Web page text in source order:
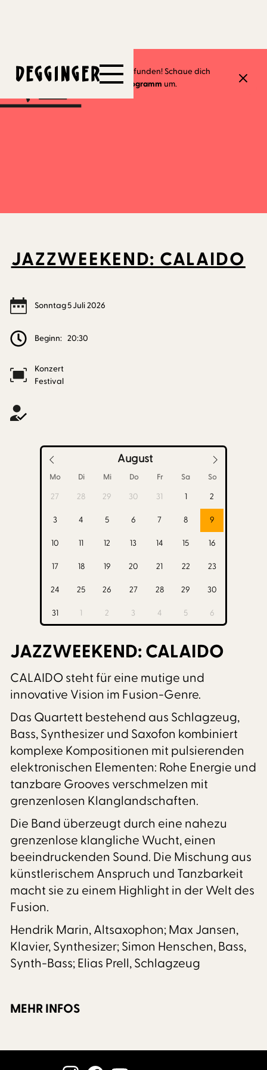
Dieses Event hat schon stattgefunden! Schaue dich
gerne in unseremaktuellen Programm um.
5.7.2026
JAZZWEEKEND: CALAIDO
Sonntag5Juli2026
Beginn: 20:30
Konzert
Festival
August
Mo Di Mi Do Fr Sa So
27 28 29 30 31 1 2
3 4 5 6 7 8 9
10 11 12 13 14 15 16
17 18 19 20 21 22 23
24 25 26 27 28 29 30
31 1 2 3 4 5 6
JAZZWEEKEND: CALAIDO
CALAIDO steht für eine mutige und
innovative Vision im Fusion-Genre.
Das Quartett bestehend aus Schlagzeug,
Bass, Synthesizer und Saxofon kombiniert
komplexe Kompositionen mit pulsierenden
elektronischen Elementen: Rohe Energie und
tanzbare Grooves verschmelzen mit
grenzenlosen Klanglandschaften.
Die Band überzeugt durch eine nahezu
grenzenlose klangliche Wucht, einen
beeindruckenden Sound. Die Mischung aus
künstlerischem Anspruch und Tanzbarkeit
macht sie zu einem Highlight in der Welt des
Fusion.
Hendrik Marin, Altsaxophon; Max Jansen,
Klavier, Synthesizer; Simon Henschen, Bass,
Synth-Bass; Elias Prell, Schlagzeug
MEHR INFOS